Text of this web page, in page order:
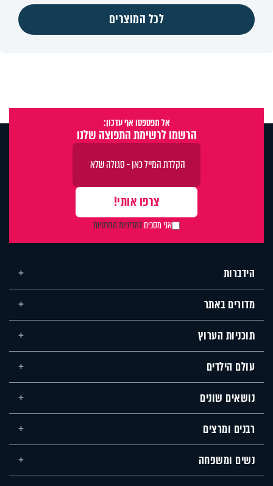
לכל המוצרים
אל תפספסו אף עדכון:
הרשמו לרשימת התפוצה שלנו
אני מסכיםלמדיניות הפרטיות
הידברות
מדורים באתר
תוכניות הערוץ
עולם הילדים
נושאים שונים
רבנים ומרצים
נשים ומשפחה